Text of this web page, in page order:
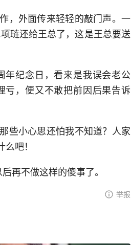
，外面传来轻轻的敲门声。一
琏还给王总了，这是王总要送
纪念日，看来是我误会老公
亏，便又不敢把前因后果告诉
些小心思还怕我不知道？人家
吧！
再不做这样的傻事了。
举报